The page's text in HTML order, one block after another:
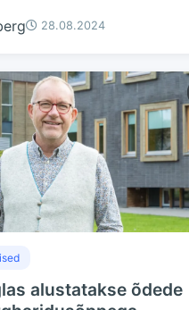
28.08.2024
alustatakse õdede